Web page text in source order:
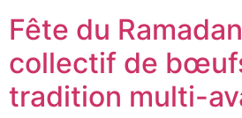
Fête du
collectif de
tradition multi-